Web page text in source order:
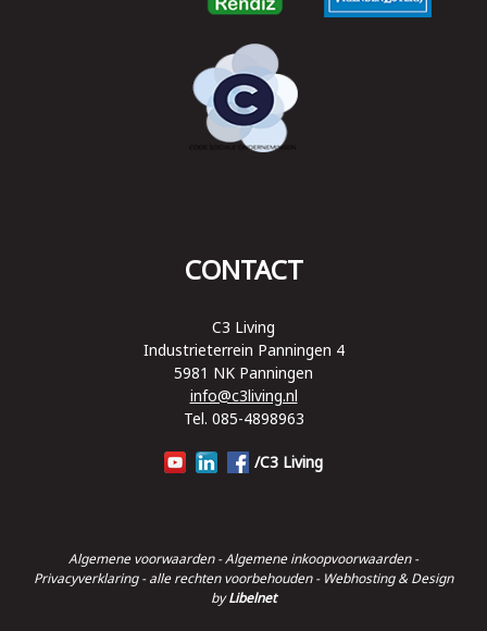
CONTACT
C3 Living
Industrieterrein Panningen 4
5981 NK Panningen
info@c3living.nl
Tel. 085-4898963
/C3 Living
Algemene voorwaarden-Algemene inkoopvoorwaarden-
Privacyverklaring- alle rechten voorbehouden - Webhosting & Design
byLibelnet